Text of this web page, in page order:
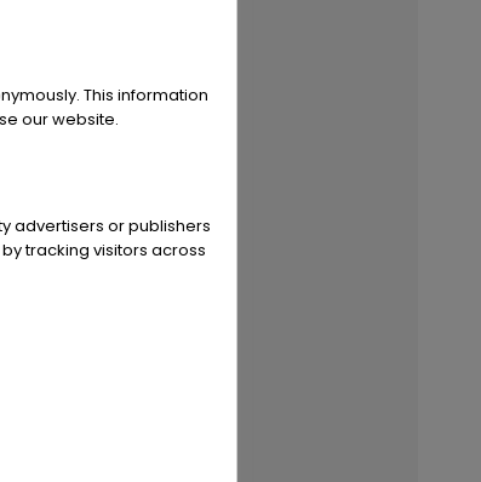
This information
our website.
advertisers or publishers
tracking visitors across